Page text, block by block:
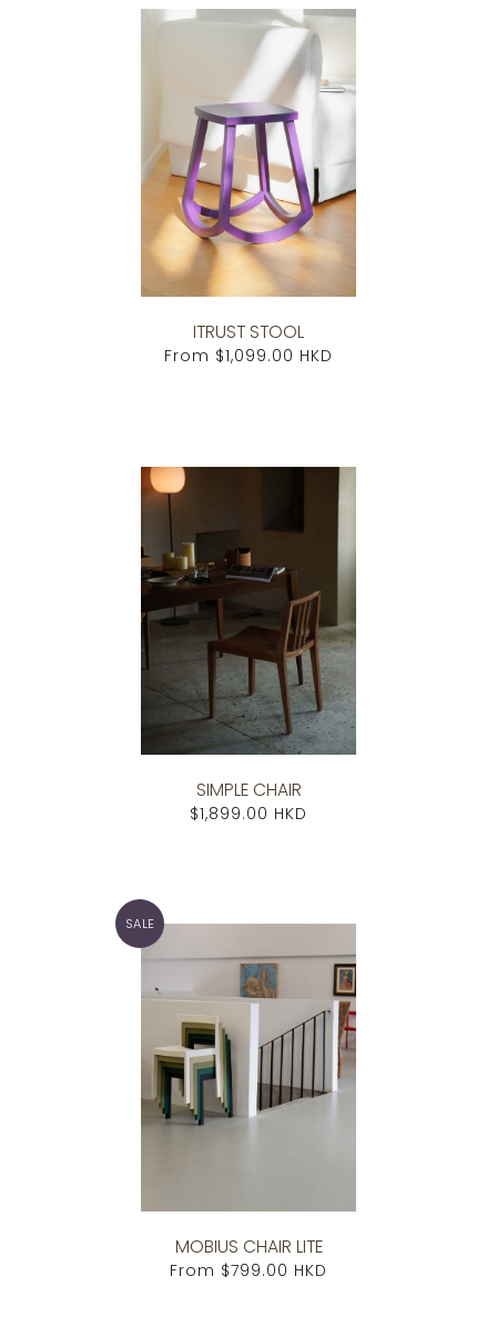
ITRUST STOOL
From $1,099.00 HKD
SIMPLE CHAIR
$1,899.00 HKD
SALE
MOBIUS CHAIR LITE
From $799.00 HKD